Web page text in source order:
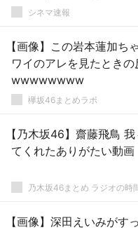
シネマ速報
【画像】この岩本蓮加ち
ワイのアレを見たとき
wwwwwwww
欅坂46まとめラボ
【乃木坂46】齋藤飛鳥
てくれたありがたい動画
乃木坂46まとめ ラジオの時
【画像】深田えいみがす